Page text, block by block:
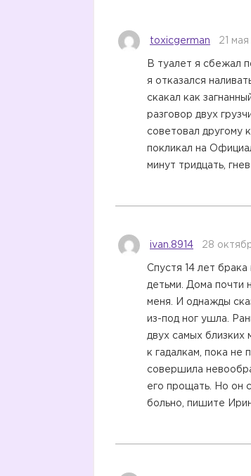
toxicgerman 21
В туалет я сбежал
я отказался
скакал как
разговор двух
советовал другому
покликал на
минут тридцать,
ivan.8914 28
Спустя 14 лет
детьми. Дома почти
меня. И однажды
из-под ног ушла.
двух самых близких
к гадалкам, пока не
совершила
его прощать. Но он
больно, пишите